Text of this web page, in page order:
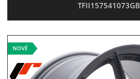
TFII157541073GB
NOVÉ